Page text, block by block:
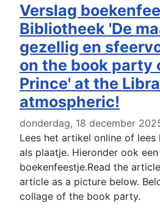
Verslag
Bibliotheek 'De
gezellig en
on the book party
Prince' at the
atmospheric!
donderdag, 18 december
Lees het artikel online of
als plaatje. Hieronder ook
boekenfeestje.Read the
article as a picture below.
collage of the book party.